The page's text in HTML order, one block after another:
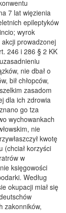
7 lat więzienia
epileptyków
wyrok
prowadzonej
246 i 286 § 2 KK
nie dbał o
bił chłopców,
zasadom
dla ich zdrowia
go tza
wychowankach
nie
kwotę
(chciał korzyści
w
księgowości
Według
okupacji miał się
zakonników,